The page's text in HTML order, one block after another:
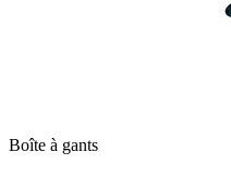
Boîte à gants